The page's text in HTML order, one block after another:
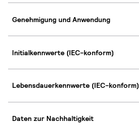
Genehmigung und Anwendung
Initialkennwerte (IEC-konform)
Lebensdauerkennwerte (IEC-konform)
Daten zur Nachhaltigkeit